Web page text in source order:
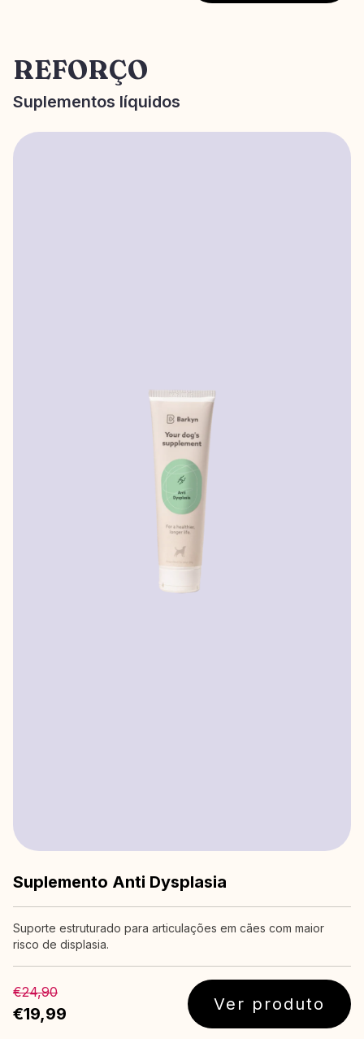
REFORÇO
Suplementos líquidos
Suplemento Anti Dysplasia
Suporte estruturado para articulações em cães com maior
risco de displasia.
€24,90
€19,99 Ver produto